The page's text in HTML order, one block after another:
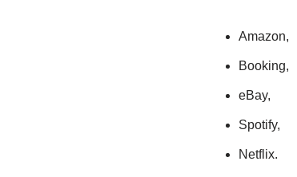
Amazon,
Booking,
eBay,
Spotify,
Netflix.